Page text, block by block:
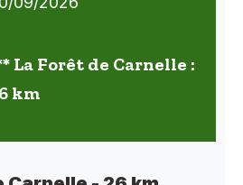
La Forêt de Carnelle :
km